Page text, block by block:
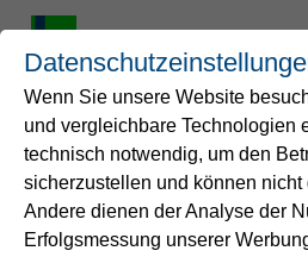
Startseite
Wasser
Vanadium im
aus dem
Wenn Sie unsere Website
und vergleichbare Technologien
technisch notwendig, um den
sicherzustellen und können nicht
Andere dienen der Analyse der
Erfolgsmessung unserer